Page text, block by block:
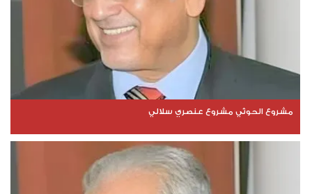
مشروع الحوثي مشروع عنصري سلالي